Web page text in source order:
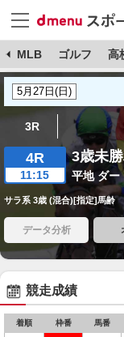
MLB ゴルフ 高
3R
4R
11:15
3歳未勝
平地 ダー
サラ系 3歳 (混合)[指定]馬齢
データ分析
競走成績
着順 枠番 馬番